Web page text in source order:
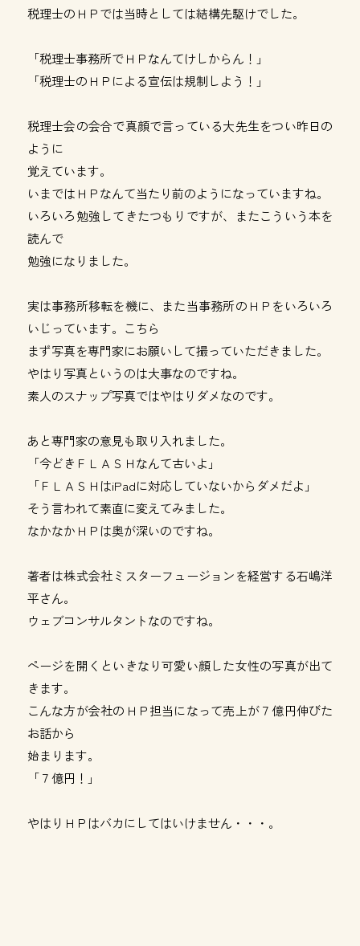
税理士のＨＰでは当時としては結構先駆けでした。
「税理士事務所でＨＰなんてけしからん！」
「税理士のＨＰによる宣伝は規制しよう！」
税理士会の会合で真顔で言っている大先生をつい昨日の
ように
覚えています。
いまではＨＰなんて当たり前のようになっていますね。
いろいろ勉強してきたつもりですが、またこういう本を
読んで
勉強になりました。
実は事務所移転を機に、また当事務所のＨＰをいろいろ
いじっています。 こちら
まず写真を専門家にお願いして撮っていただきました。
やはり写真というのは大事なのですね。
素人のスナップ写真ではやはりダメなのです。
あと専門家の意見も取り入れました。
「今どきＦＬＡＳＨなんて古いよ」
「ＦＬＡＳＨはiPadに対応していないからダメだよ」
そう言われて素直に変えてみました。
なかなかＨＰは奥が深いのですね。
著者は株式会社ミスターフュージョンを経営する石嶋洋
平さん。
ウェブコンサルタントなのですね。
ページを開くといきなり可愛い顔した女性の写真が出て
きます。
こんな方が会社のＨＰ担当になって売上が７億円伸びた
お話から
始まります。
「７億円！」
やはりＨＰはバカにしてはいけません・・・。